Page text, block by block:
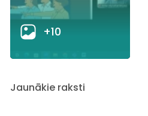
+10
Jaunākie raksti